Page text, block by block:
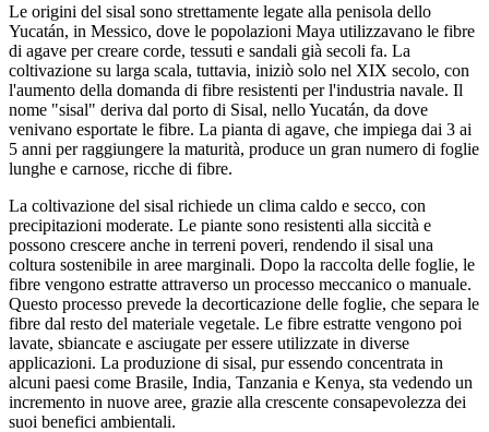
Le origini del sisal sono strettamente legate alla penisola dello
Yucatán, in Messico, dove le popolazioni Maya utilizzavano le fibre
di agave per creare corde, tessuti e sandali già secoli fa. La
coltivazione su larga scala, tuttavia, iniziò solo nel XIX secolo, con
l'aumento della domanda di fibre resistenti per l'industria navale. Il
nome "sisal" deriva dal porto di Sisal, nello Yucatán, da dove
venivano esportate le fibre. La pianta di agave, che impiega dai 3 ai
5 anni per raggiungere la maturità, produce un gran numero di foglie
lunghe e carnose, ricche di fibre.
La coltivazione del sisal richiede un clima caldo e secco, con
precipitazioni moderate. Le piante sono resistenti alla siccità e
possono crescere anche in terreni poveri, rendendo il sisal una
coltura sostenibile in aree marginali. Dopo la raccolta delle foglie, le
fibre vengono estratte attraverso un processo meccanico o manuale.
Questo processo prevede la decorticazione delle foglie, che separa le
fibre dal resto del materiale vegetale. Le fibre estratte vengono poi
lavate, sbiancate e asciugate per essere utilizzate in diverse
applicazioni. La produzione di sisal, pur essendo concentrata in
alcuni paesi come Brasile, India, Tanzania e Kenya, sta vedendo un
incremento in nuove aree, grazie alla crescente consapevolezza dei
suoi benefici ambientali.